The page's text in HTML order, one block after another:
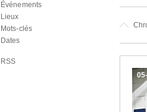
Événements
Lieux
Mots-clés
Dates
RSS